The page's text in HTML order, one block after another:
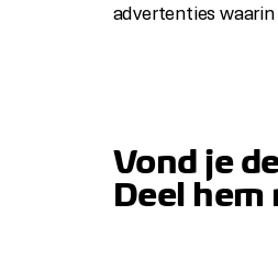
advertenties
Vond je
Deel